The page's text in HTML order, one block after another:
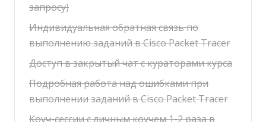
запросу)
Индивидуальная обратная связь по
выполнению заданий в Cisco Packet Tracer
Доступ в закрытый чат с кураторами курса
Подробная работа над ошибками при
выполнении заданий в Cisco Packet Tracer
Коуч-сессии с личным коучем 1-2 раза в